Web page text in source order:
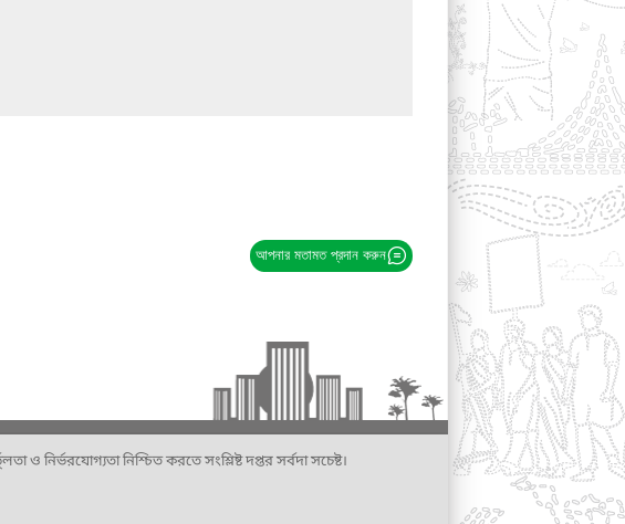
আপনার মতামত প্রদান করুন
ও নির্ভরযোগ্যতা নিশ্চিত করতে সংশ্লিষ্ট দপ্তর সর্বদা সচেষ্ট।